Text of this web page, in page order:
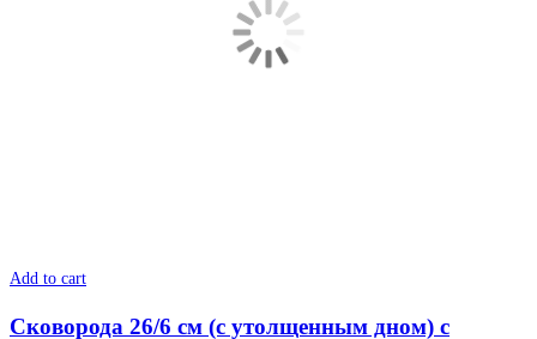
Add to cart
Сковорода 26/6 см (с утолщенным дном) с